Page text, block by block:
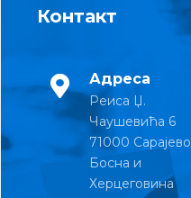
Контакт
Адреса
Реиса Џ.
Чаушевића 6
71000 Сарајево
Босна и
Херцеговина